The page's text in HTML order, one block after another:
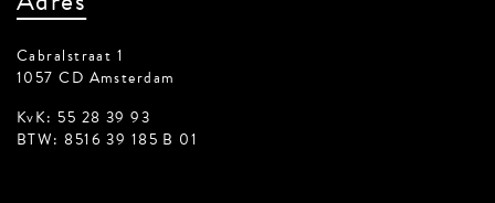
Adres
Cabralstraat 1
KvK: 55 28 39 93